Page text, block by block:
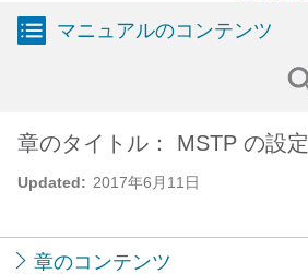
マニュアルのコンテンツ
Updated: 2017年6月11日
章のタイトル： MSTP の設定
章のコンテンツ